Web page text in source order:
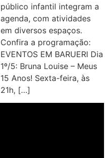
público infantil integram a
agenda, com atividades
em diversos espaços.
Confira a programação:
EVENTOS EM BARUERI Dia
1º/5: Bruna Louise – Meus
15 Anos! Sexta-feira, às
21h, […]